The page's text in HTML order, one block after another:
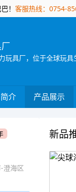
！ 客服热线：0754-
介 产品展示
澄海区
新品